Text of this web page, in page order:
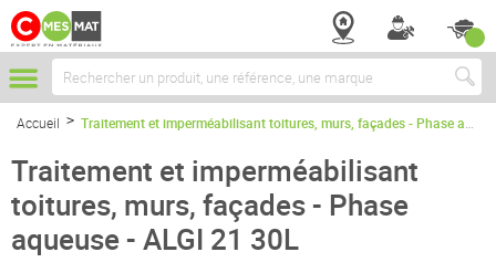
Chercher
Accueil Traitement et imperméabilisant toitures, murs, façades - Phase aqueuse - ALGI 21 30L
Traitement et imperméabilisant
toitures, murs, façades - Phase
aqueuse - ALGI 21 30L